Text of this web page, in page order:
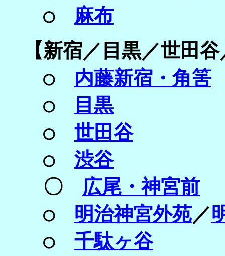
○ 麻布
【新宿／ 目黒／世田谷
○ 内藤新宿・角筈
○
目黒
○ 世田谷
○ 渋谷
〇 広尾・神宮前
○ 明治神宮外苑／
○ 千駄ヶ谷